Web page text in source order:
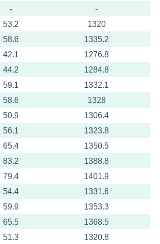
-
-
53.2
1320
58.6
1335.2
42.1
1276.8
44.2
1284.8
59.1
1332.1
58.6
1328
50.9
1306.4
56.1
1323.8
65.4
1350.5
83.2
1388.8
79.4
1401.9
54.4
1331.6
59.9
1353.3
65.5
1368.5
51.3 1320.8